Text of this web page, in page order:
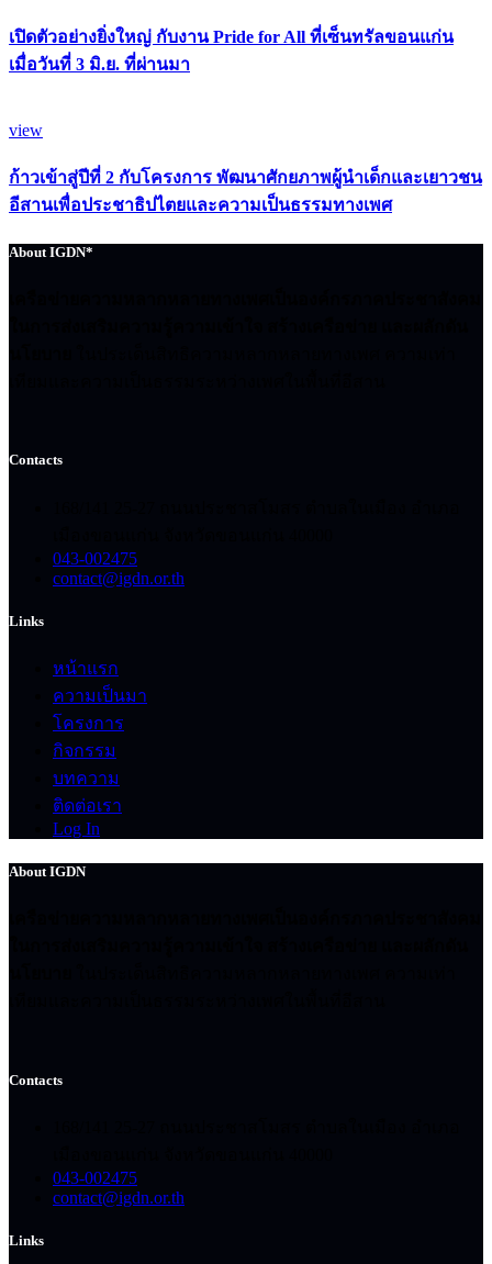
เปิดตัวอย่างยิ่งใหญ่ กับงาน Pride for All ที่เซ็นทรัลขอนแก่น
เมื่อวันที่ 3 มิ.ย. ที่ผ่านมา
view
ก้าวเข้าสู่ปีที่ 2 กับโครงการ พัฒนาศักยภาพผู้นำเด็กและเยาวชน
อีสานเพื่อประชาธิปไตยและความเป็นธรรมทางเพศ
About IGDN*
Contacts
043-002475
contact@igdn.or.th
Links
หน้าแรก
ความเป็นมา
โครงการ
กิจกรรม
บทความ
ติดต่อเรา
Log In
About IGDN
Contacts
043-002475
contact@igdn.or.th
Links